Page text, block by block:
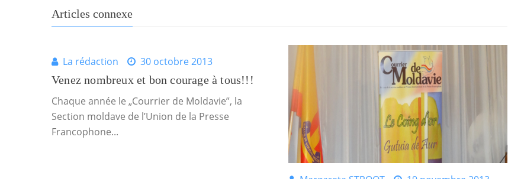
Articles connexe
La rédaction
30 octobre 2013
Venez nombreux et bon courage à tous!!!
Chaque année le „Courrier de Moldavie”, la
Section moldave de l’Union de la Presse
Francophone...